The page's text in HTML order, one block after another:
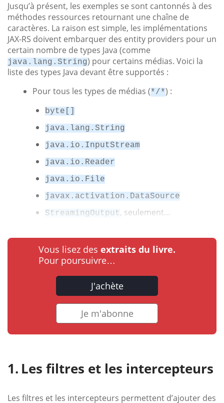
Jusqu’à présent, les exemples se sont cantonnés à des
méthodes ressources retournant une chaîne de
caractères. La raison est simple, les implémentations
JAX-RS doivent embarquer des entity providers pour un
certain nombre de types Java (comme
java.lang.String) pour certains médias. Voici la
liste des types Java devant être supportés :
Pour tous les types de médias (*/*) :
byte[]
java.lang.String
java.io.InputStream
java.io.Reader
java.io.File
javax.activation.DataSource
StreamingOutput, seulement...
Vous lisez des extraits du livre.
Pour poursuivre…
J'achète
Je m'abonne
Les filtres et les intercepteurs
Les filtres et les intercepteurs permettent d’ajouter des